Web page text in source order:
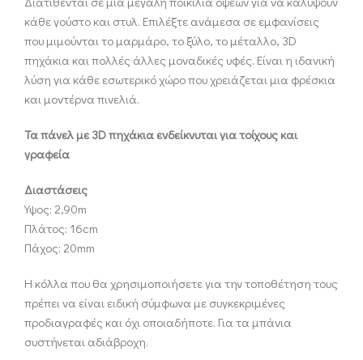
κάθε γούστο και στυλ. Επιλέξτε ανάμεσα σε εμφανίσεις
που μιμούνται το μαρμάρο, το ξύλο, το μέταλλο, 3D
πηχάκια και πολλές άλλες μοναδικές υφές. Είναι η ιδανική
λύση για κάθε εσωτερικό χώρο που χρειάζεται μια φρέσκια
και μοντέρνα πινελιά.
Τα πάνελ με 3D πηχάκια ενδείκνυται για τοίχους και
γραφεία
Διαστάσεις
Υψος: 2,90m
Πλάτος: 16cm
Πάχος: 20mm
Η κόλλα που θα χρησιμοποιήσετε για την τοποθέτηση τους
πρέπει να είναι ειδική σύμφωνα με συγκεκριμένες
προδιαγραφές και όχι οποιαδήποτε. Για τα μπάνια
συστήνεται αδιάβροχη.